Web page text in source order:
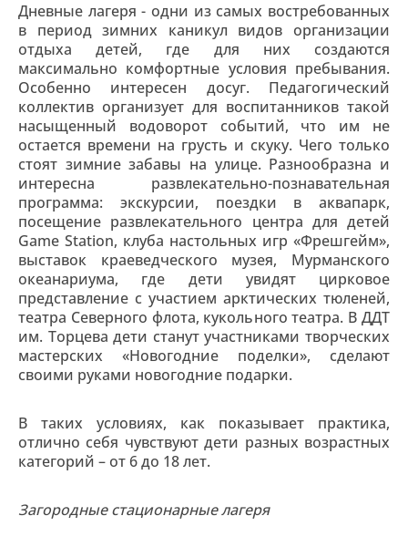
Дневные лагеря - одни из самых востребованных
в период зимних каникул видов организации
отдыха детей, где для них создаются
максимально комфортные условия пребывания.
Особенно интересен досуг. Педагогический
коллектив организует для воспитанников такой
насыщенный водоворот событий, что им не
остается времени на грусть и скуку. Чего только
стоят зимние забавы на улице. Разнообразна и
интересна развлекательно-познавательная
программа: экскурсии, поездки в аквапарк,
посещение развлекательного центра для детей
Game Station, клуба настольных игр «Фрешгейм»,
выставок краеведческого музея, Мурманского
океанариума, где дети увидят цирковое
представление с участием арктических тюленей,
театра Северного флота, кукольного театра. В ДДТ
им. Торцева дети станут участниками творческих
мастерских «Новогодние поделки», сделают
своими руками новогодние подарки.
В таких условиях, как показывает практика,
отлично себя чувствуют дети разных возрастных
категорий – от 6 до 18 лет.
Загородные стационарные лагеря